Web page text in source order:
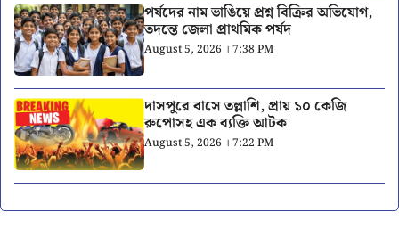
পর্ষদের নাম ভাঙিয়ে প্রশ্ন বিক্রির অভিযোগ,
তদন্তে জেলা প্রাথমিক পর্ষদ
August 5, 2026 । 7:38 PM
দাসপুরে বাসে তল্লাশি, প্রায় ১০ কেজি
রুপোসহ এক ব্যক্তি আটক
August 5, 2026 । 7:22 PM